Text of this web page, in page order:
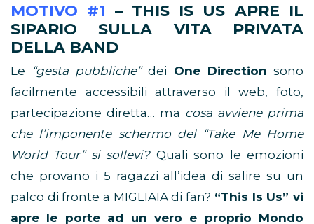
MOTIVO #1 – THIS IS US APRE IL
SIPARIO SULLA VITA PRIVATA
DELLA BAND
Le “gesta pubbliche”dei One Direction sono
facilmente accessibili attraverso il web, foto,
partecipazione diretta… ma cosa avviene prima
che l’imponente schermo del “Take Me Home
World Tour” si sollevi?Quali sono le emozioni
che provano i 5 ragazzi all’idea di salire su un
palco di fronte a MIGLIAIA di fan? “This Is Us” vi
apre le porte ad un vero e proprio Mondo